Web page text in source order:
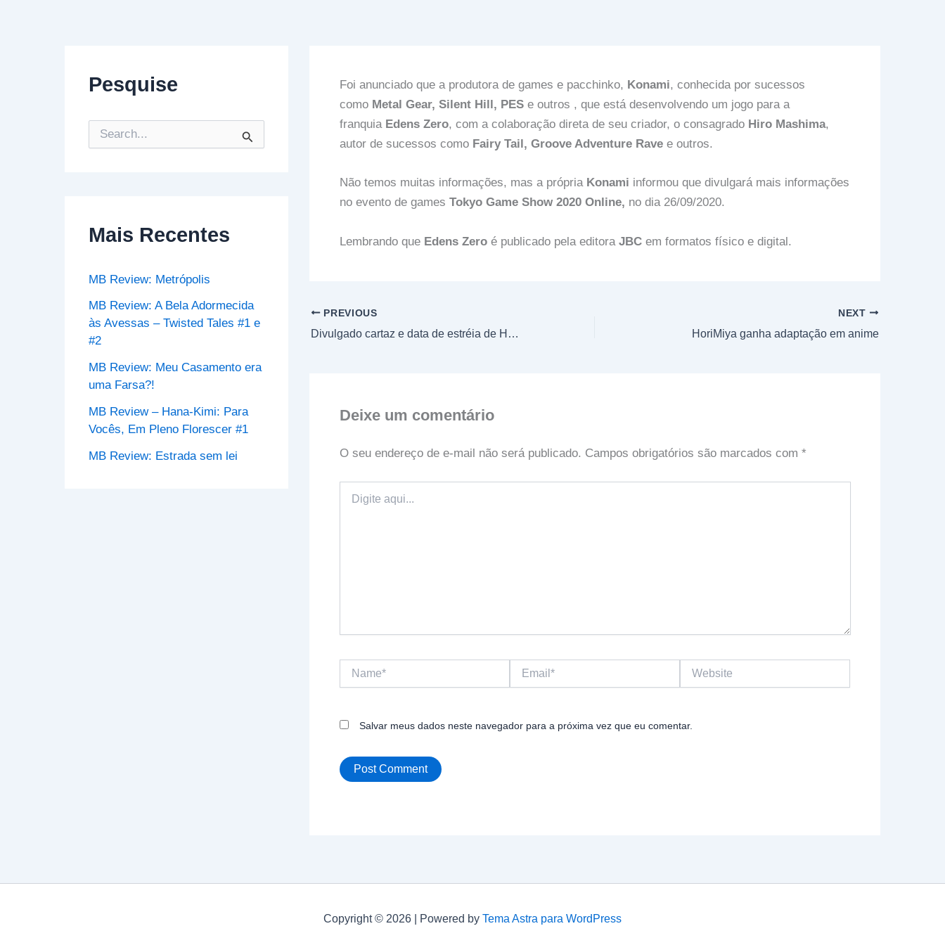
Pesquise
e
a
o
:
Mais Recentes
MB Review: Metrópolis
MB Review: A Bela Adormecida
às Avessas – Twisted Tales #1 e
#2
MB Review: Meu Casamento era
uma Farsa?!
MB Review – Hana-Kimi: Para
Vocês, Em Pleno Florescer #1
MB Review: Estrada sem lei
Foi anunciado que a produtora de games e pacchinko, Konami, conhecida por sucessos
como Metal Gear, Silent Hill, PES e outros , que está desenvolvendo um jogo para a
franquia Edens Zero, com a colaboração direta de seu criador, o consagrado Hiro Mashima,
autor de sucessos como Fairy Tail, Groove Adventure Rave e outros.
Não temos muitas informações, mas a própria Konami informou que divulgará mais informações
no evento de games Tokyo Game Show 2020 Online, no dia 26/09/2020.
Lembrando que Edens Zeroé publicado pela editora JBCem formatos físico e digital.
PREVIOUS
Divulgado cartaz e data de estréia de Hanyou no Yashahime
NEXT
HoriMiya ganha adaptação em anime
Deixe um comentário
O seu endereço de e-mail não será publicado. Campos obrigatórios são marcados com *
aqui...
Name* Email* Website
Salvar meus dados neste navegador para a próxima vez que eu comentar.
Copyright © 2026 | Powered by Tema Astra para WordPress